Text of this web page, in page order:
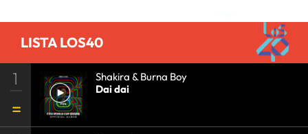
LISTA LOS40
1
Shakira & Burna Boy
Dai dai